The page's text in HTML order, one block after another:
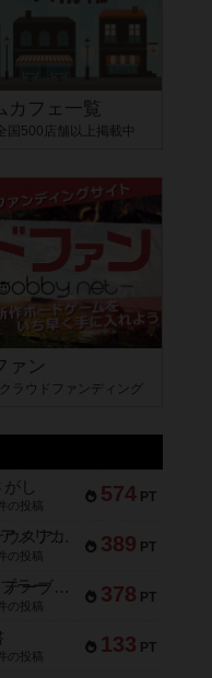
カフェ一覧
国500店舗以上掲載中
ァン
ラウドファンディング
574 PT
し
の投稿
389 PT
リワイルド：サウスアメリカ
の投稿
378 PT
アンダー・ザ・テーブラー
の投稿
133 PT
の投稿